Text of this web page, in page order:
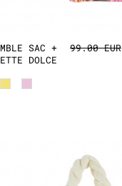
SAC +
DOLCE
99.00 EUR